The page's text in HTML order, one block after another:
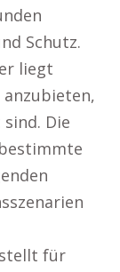
Schutz.
liegt
Die
für